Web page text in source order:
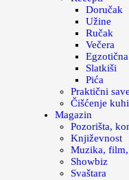
Doručak
Užine
Ručak
Večera
Slatkiši
Pića
Praktični
Čišćenje
Magazin
Pozorišta,
Književnost
Muzika,
Showbiz
Svaštara